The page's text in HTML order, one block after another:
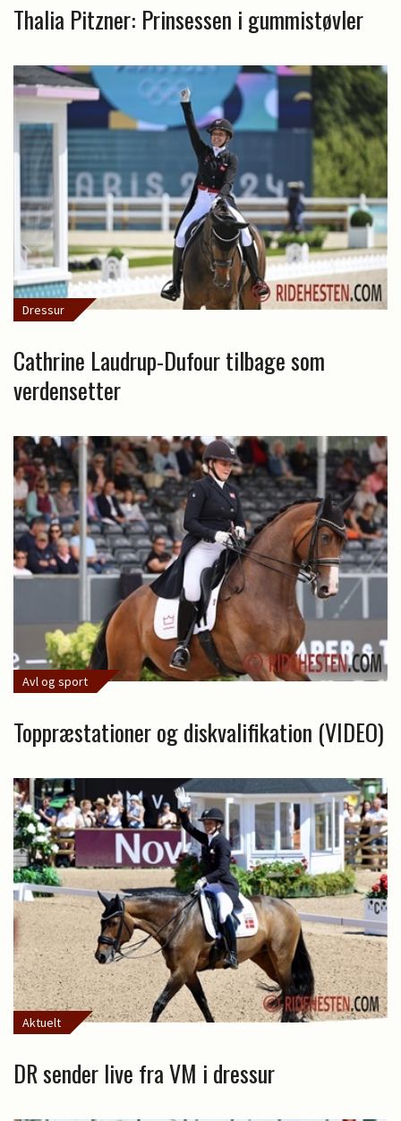
Thalia Pitzner: Prinsessen i gummistøvler
Dressur
Cathrine Laudrup-Dufour tilbage som
verdensetter
Avl og sport
Toppræstationer og diskvalifikation (VIDEO)
Aktuelt
DR sender live fra VM i dressur